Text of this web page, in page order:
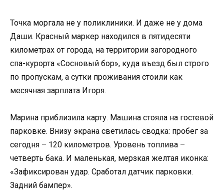
Точка моргала не у поликлиники. И даже не у дома
Даши. Красный маркер находился в пятидесяти
километрах от города, на территории загородного
спа-курорта «Сосновый бор», куда въезд был строго
по пропускам, а сутки проживания стоили как
месячная зарплата Игоря.
Марина приблизила карту. Машина стояла на гостевой
парковке. Внизу экрана светилась сводка: пробег за
сегодня – 120 километров. Уровень топлива –
четверть бака. И маленькая, мерзкая желтая иконка:
«Зафиксирован удар. Сработал датчик парковки.
Задний бампер».